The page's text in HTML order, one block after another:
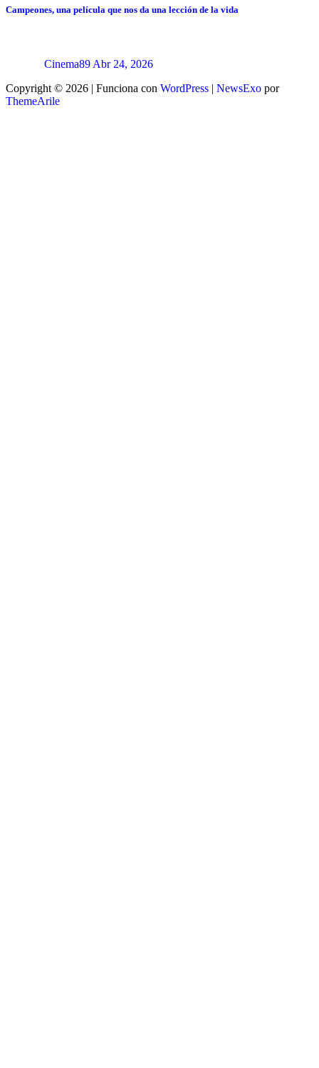
Campeones, una película que nos da una lección de la vida
Cinema89 Abr 24, 2026
Copyright © 2026 | Funciona con WordPress | NewsExo por
ThemeArile